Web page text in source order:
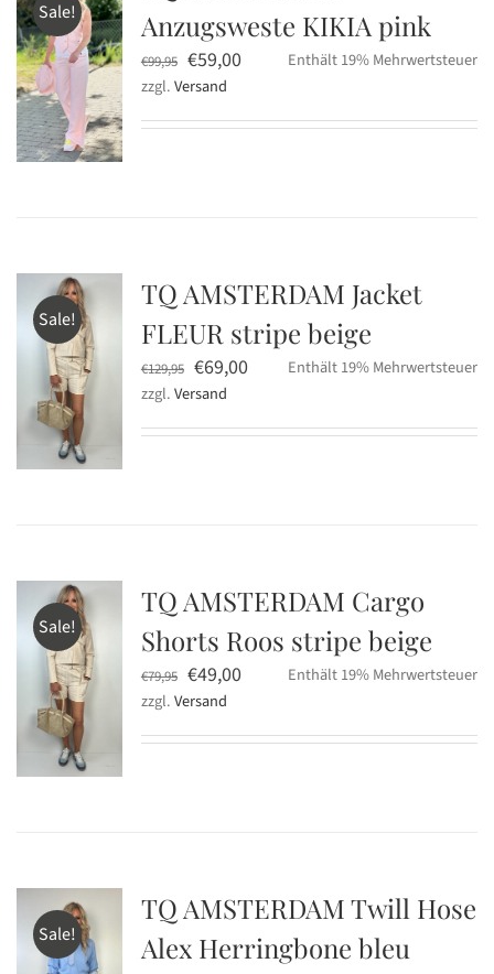
Sale!
Anzugsweste KIKIA pink
€99,95 Ursprünglicher
Preis
war:
€59,00Aktueller
ist:
Enthält 19% Mehrwertsteuer
zzgl.Versand
Sale!
TQ AMSTERDAM Jacket
FLEUR stripe beige
€129,95 Ursprünglicher
Preis
war:
€69,00Aktueller
ist:
Enthält 19% Mehrwertsteuer
zzgl.Versand
Sale!
TQ AMSTERDAM Cargo
Shorts Roos stripe beige
€79,95 Ursprünglicher
Preis
war:
€49,00Aktueller
ist:
Enthält 19% Mehrwertsteuer
zzgl.Versand
Sale!
TQ AMSTERDAM Twill Hose
Alex Herringbone bleu